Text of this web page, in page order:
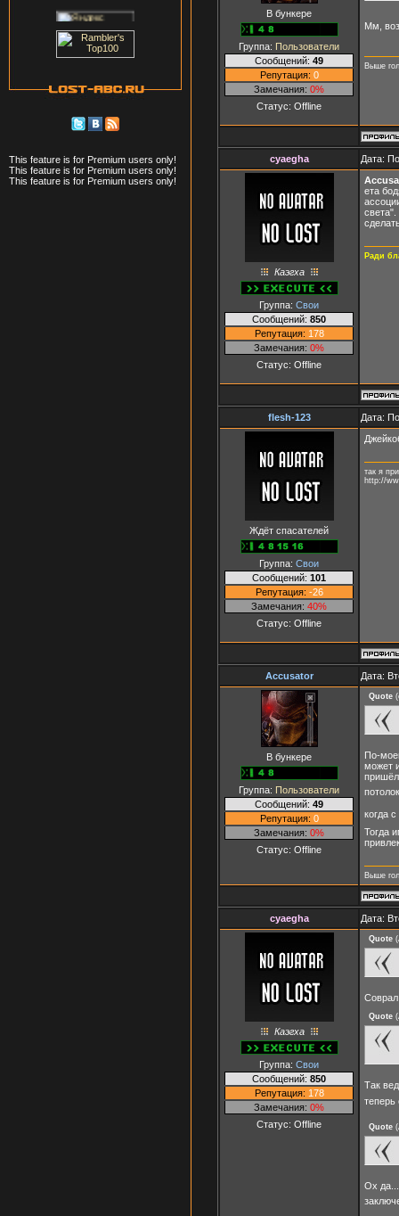
This feature is for Premium users only!
This feature is for Premium users only!
This feature is for Premium users only!
В бункере
Группа: Пользователи
Сообщений: 49
Репутация: 0
Замечания: 0%
Статус: Offline
Мм,
Выше
cyaegha Дата:
Каэгха
Группа: Свои
Сообщений: 850
Репутация: 178
Замечания: 0%
Статус: Offline
ета
Ради
flesh-123 Дата:
Ждёт спасателей
Группа: Свои
Сообщений: 101
Репутация: -26
Замечания: 40%
Статус: Offline
так я
http://
Accusator Дата:
В бункере
Группа: Пользователи
Сообщений: 49
Репутация: 0
Замечания: 0%
Статус: Offline
Quote (
По-
может
пришёл
когда
Тогда
Выше
cyaegha Дата:
Каэгха
Группа: Свои
Сообщений: 850
Репутация: 178
Замечания: 0%
Статус: Offline
Quote (
Quote (
Так
теперь
Quote (
Ох да...